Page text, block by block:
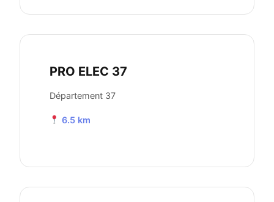
PRO ELEC 37
Département 37
6.5 km